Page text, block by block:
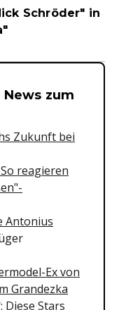
Schröder" in
zum
Zukunft bei
reagieren
Antonius
Ex von
Grandezka
Diese Stars